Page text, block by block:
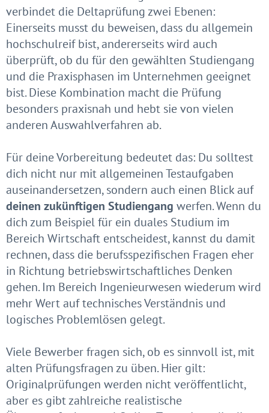
verbindet die Deltaprüfung zwei Ebenen:
Einerseits musst du beweisen, dass du allgemein
hochschulreif bist, andererseits wird auch
überprüft, ob du für den gewählten Studiengang
und die Praxisphasen im Unternehmen geeignet
bist. Diese Kombination macht die Prüfung
besonders praxisnah und hebt sie von vielen
anderen Auswahlverfahren ab.
Für deine Vorbereitung bedeutet das: Du solltest
dich nicht nur mit allgemeinen Testaufgaben
auseinandersetzen, sondern auch einen Blick auf
deinen zukünftigen Studiengang werfen. Wenn du
dich zum Beispiel für ein duales Studium im
Bereich Wirtschaft entscheidest, kannst du damit
rechnen, dass die berufsspezifischen Fragen eher
in Richtung betriebswirtschaftliches Denken
gehen. Im Bereich Ingenieurwesen wiederum wird
mehr Wert auf technisches Verständnis und
logisches Problemlösen gelegt.
Viele Bewerber fragen sich, ob es sinnvoll ist, mit
alten Prüfungsfragen zu üben. Hier gilt:
Originalprüfungen werden nicht veröffentlicht,
aber es gibt zahlreiche realistische